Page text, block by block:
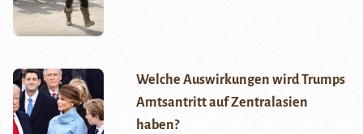
Welche Auswirkungen wird Trumps
Amtsantritt auf Zentralasien
haben?